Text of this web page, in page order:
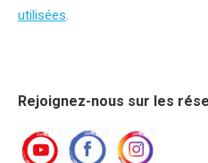
utilisées.
Rejoignez-nous sur les